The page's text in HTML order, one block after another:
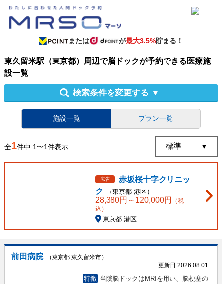
または が最大3.5%貯まる！
東久留米駅（東京都）周辺で脳ドックが予約できる医療施
設一覧
検索条件を変更する ▼
施設一覧 プラン一覧
全1件中 1〜1件表示
広告
赤坂桜十字クリニッ
ク
（東京都 港区）
28,380円～ 120,000円
（税
込）
東京都 港区
前田病院
（東京都 東久留米市）
更新日:2026.08.01
特徴 当院脳ドックはMRIを用い、脳梗塞の